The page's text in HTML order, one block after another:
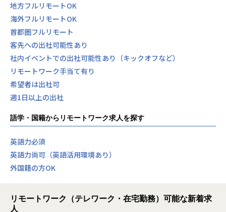
地方フルリモートOK
海外フルリモートOK
首都圏フルリモート
客先への出社可能性あり
社内イベントでの出社可能性あり（キックオフなど）
リモートワーク手当て有り
希望者は出社可
週1日以上の出社
語学・国籍からリモートワーク求人を探す
英語力必須
英語力尚可（英語活用環境あり）
外国籍の方OK
リモートワーク（テレワーク・在宅勤務）可能な新着求
人